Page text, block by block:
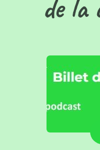
de la